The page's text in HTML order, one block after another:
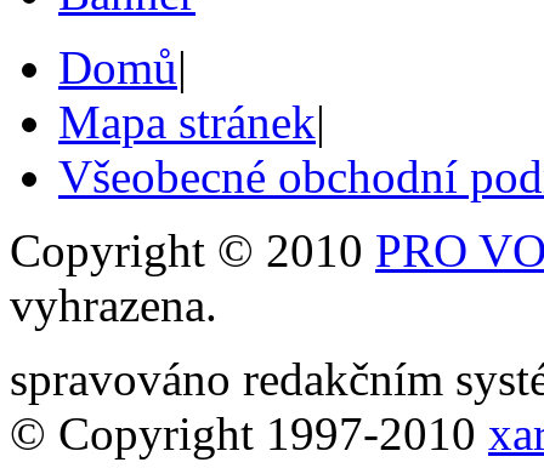
Domů|
Mapa stránek|
Všeobecné obchodní
Copyright © 2010 PRO
vyhrazena.
spravováno redakčním
© Copyright 1997-2010